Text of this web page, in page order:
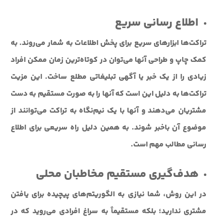
اطلاع رسانی سریع
تراکت‌ها ابزارهای سریع برای پخش اطلاعات به شمار می‌روند. به
کمک چاپ و طراحی آنها می‌توان در کوتاه‌ترین زمان ممکن افراد
زیادی را از یک خبر یا آگهی تبلیغاتی مطلع ساخت. این مزیت
تراکت‌ها به دلیل این است که آنها را به صورت مستقیم به دست
مشتریان می‌دهند و آنها با یک نیم‌نگاه به تراکت می‌توانند از
موضوع آن باخبر شوند. به همین دلیل راه سریعی برای اطلاع
رسانی مطالب مهم است.
هدف‌گیری مستقیم مخاطبان محلی
در این روش، شما نیازی به الگوریتم‌های پیچیده برای یافتن
مشتری ندارید؛ بلکه مستقیماً به سراغ افرادی می‌روید که در